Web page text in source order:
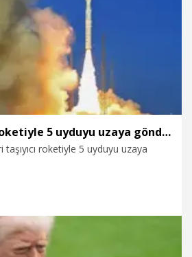
Çin, ‘Lijian-1 Y5’ roketiyle 5 uyduyu uzaya gönderdi
taşıyıcı roketiyle 5 uyduyu uzaya